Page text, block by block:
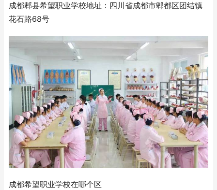
成都郫县希望职业学校地址：四川省成都市郫都区团结镇
花石路68号
成都希望职业学校在哪个区